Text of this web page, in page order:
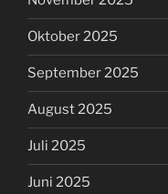
Oktober 2025
September 2025
August 2025
Juli 2025
Juni 2025